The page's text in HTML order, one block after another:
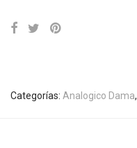
Categorías: Analogico Dama,